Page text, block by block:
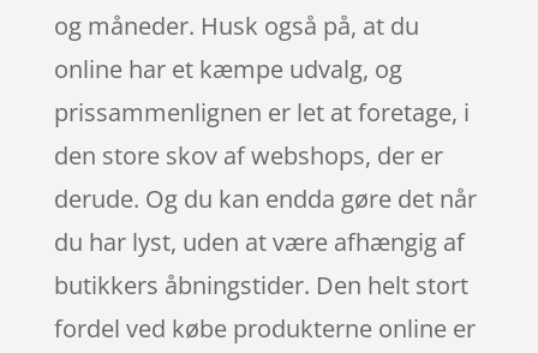
og måneder. Husk også på, at du
online har et kæmpe udvalg, og
prissammenlignen er let at foretage, i
den store skov af webshops, der er
derude. Og du kan endda gøre det når
du har lyst, uden at være afhængig af
butikkers åbningstider. Den helt stort
fordel ved købe produkterne online er